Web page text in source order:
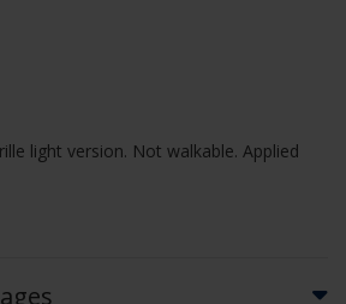
light version. Not walkable. Applied